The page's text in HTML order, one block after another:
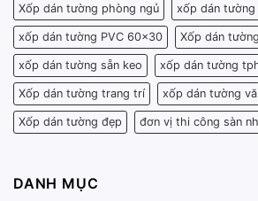
Xốp dán tường phòng ngủ xốp dán tường
xốp dán tường PVC 60x30 Xốp dán
xốp dán tường sẵn keo xốp dán tường
Xốp dán tường trang trí xốp dán tường
Xốp dán tường đẹp đơn vị thi công sàn
DANH MỤC